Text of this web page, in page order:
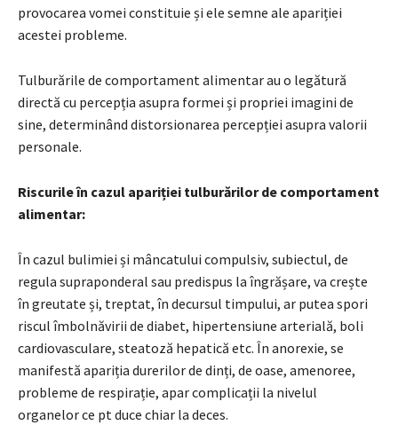
provocarea vomei constituie și ele semne ale apariției
acestei probleme.
Tulburările de comportament alimentar au o legătură
directă cu percepția asupra formei și propriei imagini de
sine, determinând distorsionarea percepției asupra valorii
personale.
Riscurile în cazul apariției tulburărilor de comportament
alimentar:
În cazul bulimiei și mâncatului compulsiv, subiectul, de
regula supraponderal sau predispus la îngrășare, va crește
în greutate și, treptat, în decursul timpului, ar putea spori
riscul îmbolnăvirii de diabet, hipertensiune arterială, boli
cardiovasculare, steatoză hepatică etc. În anorexie, se
manifestă apariția durerilor de dinți, de oase, amenoree,
probleme de respirație, apar complicații la nivelul
organelor ce pt duce chiar la deces.